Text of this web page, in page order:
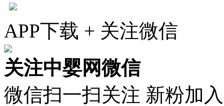
APP下载 + 关注微信
关注中婴网微信
微信扫一扫关注 新粉加